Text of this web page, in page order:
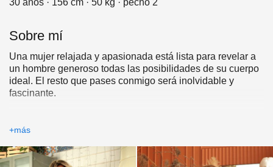
30 años · 156 cm · 50 kg · pecho 2
Sobre mí
Una mujer relajada y apasionada está lista para revelar a
un hombre generoso todas las posibilidades de su cuerpo
ideal. El resto que pases conmigo será inolvidable y
fascinante.
+más